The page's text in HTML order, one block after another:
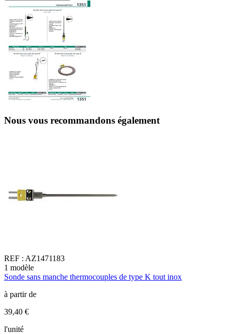
Nous vous recommandons également
REF : AZ1471183
1 modèle
Sonde sans manche thermocouples de type K tout inox
à partir de
39,40 €
l'unité